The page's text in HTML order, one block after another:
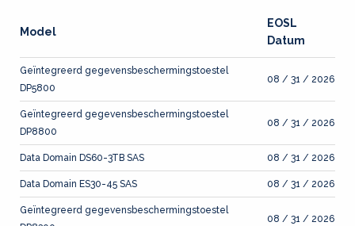
Model
EOSL
Datum
Geïntegreerd gegevensbeschermingstoestel
DP5800
08 / 31 / 2026
Geïntegreerd gegevensbeschermingstoestel
DP8800
08 / 31 / 2026
Data Domain DS60-3TB SAS 08 / 31 / 2026
Data Domain ES30-45 SAS 08 / 31 / 2026
Geïntegreerd gegevensbeschermingstoestel
08 / 31 / 2026